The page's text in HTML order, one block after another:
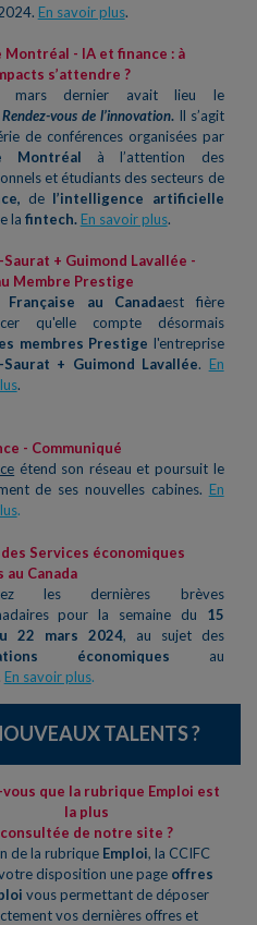
En savoir plus.
Montréal - IA et finance : à
s’attendre ?
dernier avait lieu le
Rendez-vous de l’innovation. Il s’agit
de conférences organisées par
Montréal à l’attention des
et étudiants des secteurs de
de l’intelligence artificielle
la fintech. En savoir plus.
+ Guimond Lavallée -
Membre Prestige
Française au Canadaest fière
qu'elle compte désormais
membres Prestige l'entreprise
Saurat + Guimond Lavallée. En
.
- Communiqué
étend son réseau et poursuit le
de ses nouvelles cabines. En
.
Services économiques
au Canada
les dernières brèves
pour la semaine du 15
22 mars 2024, au sujet des
économiques au
En savoir plus.
TALENTS ?
vous que la rubrique Emploi est
la plus
consultée de notre site ?
de la rubrique Emploi, la CCIFC
disposition une page offres
vous permettant de déposer
vos dernières offres et